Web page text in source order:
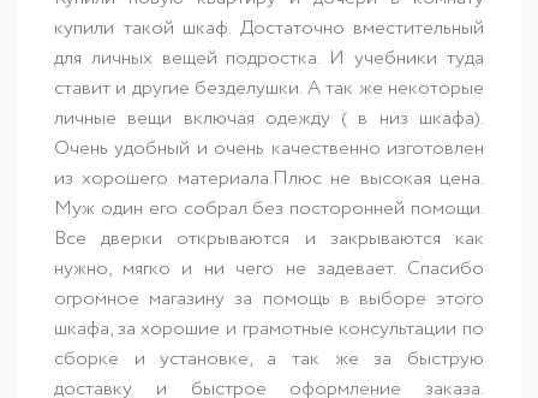
купили такой шкаф. Достаточно вместительный
для личных вещей подростка. И учебники туда
ставит и другие безделушки. А так же некоторые
личные вещи включая одежду ( в низ шкафа).
Очень удобный и очень качественно изготовлен
из хорошего материала.Плюс не высокая цена.
Муж один его собрал без посторонней помощи.
Все дверки открываются и закрываются как
нужно, мягко и ни чего не задевает. Спасибо
огромное магазину за помощь в выборе этого
шкафа, за хорошие и грамотные консультации по
сборке и установке, а так же за быструю
доставку и быстрое оформление заказа.